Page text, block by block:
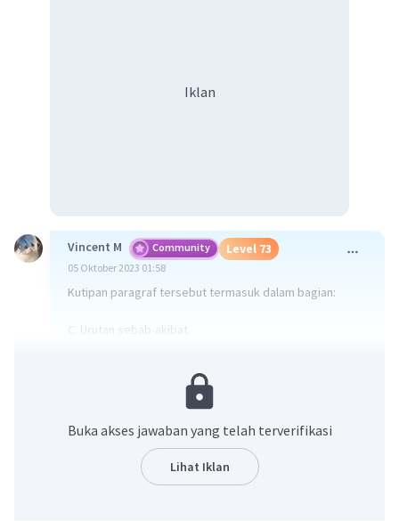
Iklan
Vincent M Community Level 73
05 Oktober 2023 01:58
Kutipan paragraf tersebut termasuk dalam bagian:
C. Urutan sebab-akibat.
memiliki sumber daya manusia yang kaya, kemiskinan
adalah fenomena yang terjadi, dan kemudian
menjelaskan cara masyarakat dan pemerintah dapat
bekerja bersama untuk mengatasi kemiskinan. Ini
mengikuti urutan sebab-akibat di mana terlebih dahulu
ada deskripsi situasi (kaya akan sumber daya manusia),
Buka akses jawaban yang telah terverifikasi
Lihat Iklan